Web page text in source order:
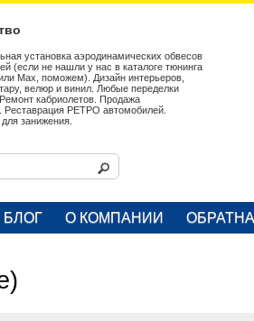
установка аэродинамических обвесов
(если не нашли у нас в каталоге тюнинга
Max, поможем). Дизайн интерьеров,
велюр и винил. Любые переделки
кабриолетов. Продажа
Реставрация РЕТРО автомобилей.
занижения.
БЛОГ О КОМПАНИИ